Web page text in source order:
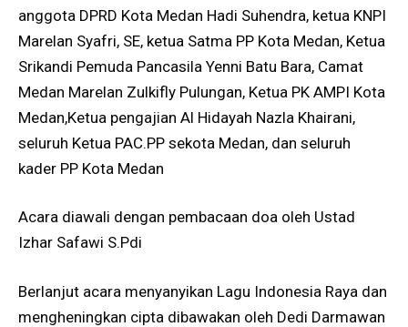
anggota DPRD Kota Medan Hadi Suhendra, ketua KNPI
Marelan Syafri, SE, ketua Satma PP Kota Medan, Ketua
Srikandi Pemuda Pancasila Yenni Batu Bara, Camat
Medan Marelan Zulkifly Pulungan, Ketua PK AMPI Kota
Medan,Ketua pengajian Al Hidayah Nazla Khairani,
seluruh Ketua PAC.PP sekota Medan, dan seluruh
kader PP Kota Medan
Acara diawali dengan pembacaan doa oleh Ustad
Izhar Safawi S.Pdi
Berlanjut acara menyanyikan Lagu Indonesia Raya dan
mengheningkan cipta dibawakan oleh Dedi Darmawan